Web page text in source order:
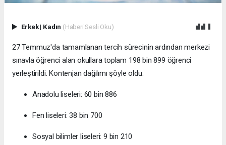
Erkek| Kadın (Haberi Sesli Oku)
27 Temmuz'da tamamlanan tercih sürecinin ardından merkezi
sınavla öğrenci alan okullara toplam 198 bin 899 öğrenci
yerleştirildi. Kontenjan dağılımı şöyle oldu:
Anadolu liseleri: 60 bin 886
Fen liseleri: 38 bin 700
Sosyal bilimler liseleri: 9 bin 210